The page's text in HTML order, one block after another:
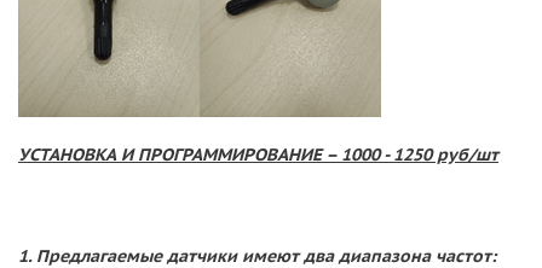
УСТАНОВКА И ПРОГРАММИРОВАНИЕ – 1000 - 1250 руб/шт
1. Предлагаемые датчики имеют два диапазона частот: